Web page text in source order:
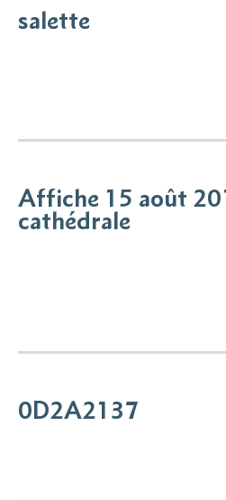
salette
Affiche 15 août
cathédrale
0D2A2137